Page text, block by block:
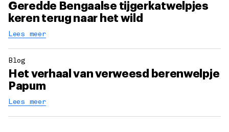
Geredde Bengaalse tijgerkatwelpjes
keren terug naar het wild
Lees meer
Blog
Het verhaal van verweesd berenwelpje
Papum
Lees meer